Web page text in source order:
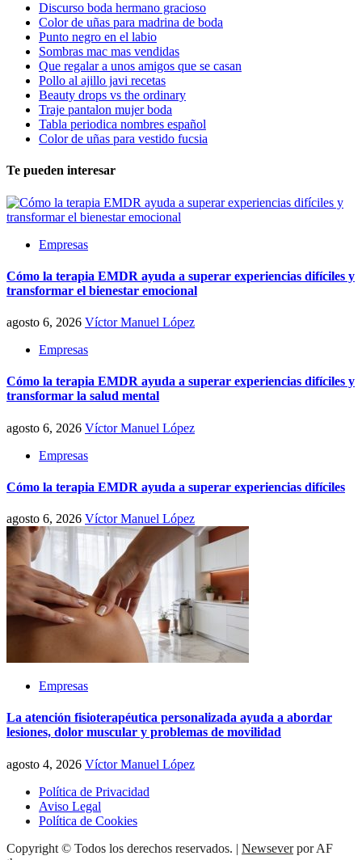
Discurso boda hermano gracioso
Color de uñas para madrina de boda
Punto negro en el labio
Sombras mac mas vendidas
Que regalar a unos amigos que se casan
Pollo al ajillo javi recetas
Beauty drops vs the ordinary
Traje pantalon mujer boda
Tabla periodica nombres español
Color de uñas para vestido fucsia
Te pueden interesar
Empresas
Cómo la terapia EMDR ayuda a superar experiencias difíciles y
transformar el bienestar emocional
agosto 6, 2026 Víctor Manuel López
Empresas
Cómo la terapia EMDR ayuda a superar experiencias difíciles y
transformar la salud mental
agosto 6, 2026 Víctor Manuel López
Empresas
Cómo la terapia EMDR ayuda a superar experiencias difíciles
agosto 6, 2026 Víctor Manuel López
Empresas
La atención fisioterapéutica personalizada ayuda a abordar
lesiones, dolor muscular y problemas de movilidad
agosto 4, 2026 Víctor Manuel López
Política de Privacidad
Aviso Legal
Política de Cookies
Copyright © Todos los derechos reservados. | Newseverpor AF